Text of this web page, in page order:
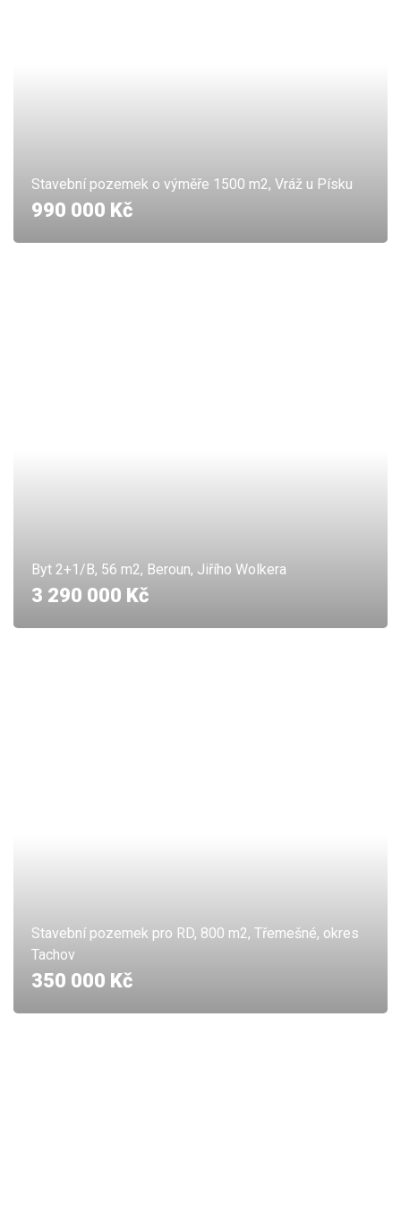
Stavební pozemek o výměře 1500 m2, Vráž u Písku
990 000 Kč
Byt 2+1/B, 56 m2, Beroun, Jiřího Wolkera
3 290 000 Kč
Stavební pozemek pro RD, 800 m2, Třemešné, okres
Tachov
350 000 Kč